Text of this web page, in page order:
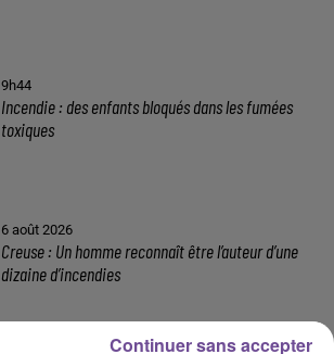
9h44
Incendie : des enfants bloqués dans les fumées
toxiques
6 août 2026
Creuse : Un homme reconnaît être l’auteur d’une
dizaine d’incendies
Continuer sans accepter